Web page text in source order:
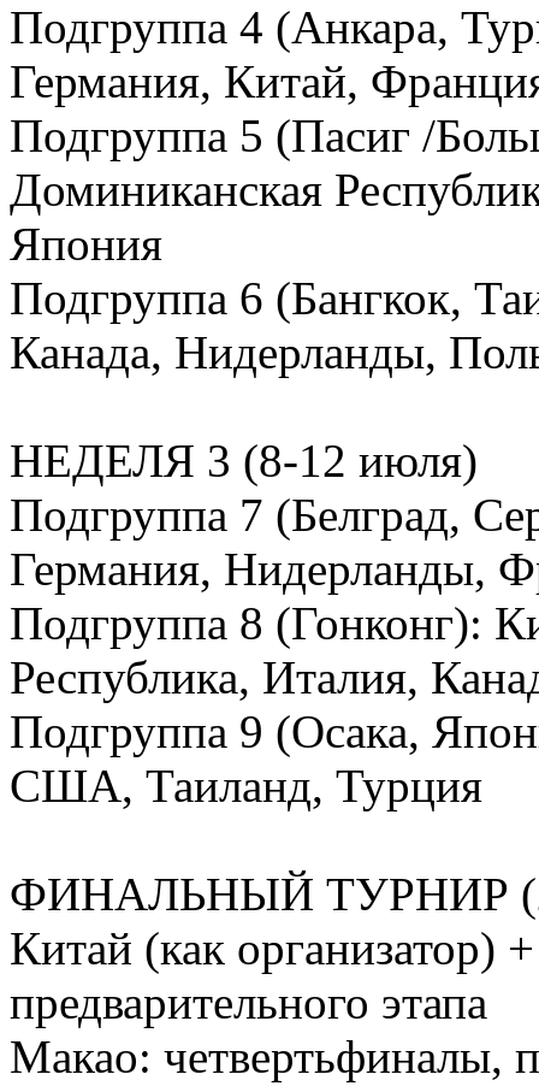
Подгруппа 4 (Анкара,
Германия, Китай,
Подгруппа 5 (Пасиг /
Доминиканская
Япония
Подгруппа 6 (Бангкок,
Канада, Нидерланды,
НЕДЕЛЯ 3 (8-12 июля)
Подгруппа 7 (Белград,
Германия, Нидерланды,
Подгруппа 8 (Гонконг):
Республика, Италия,
Подгруппа 9 (Осака,
США, Таиланд, Турция
ФИНАЛЬНЫЙ ТУРНИР
Китай (как организатор)
предварительного этапа
Макао: четвертьфиналы,